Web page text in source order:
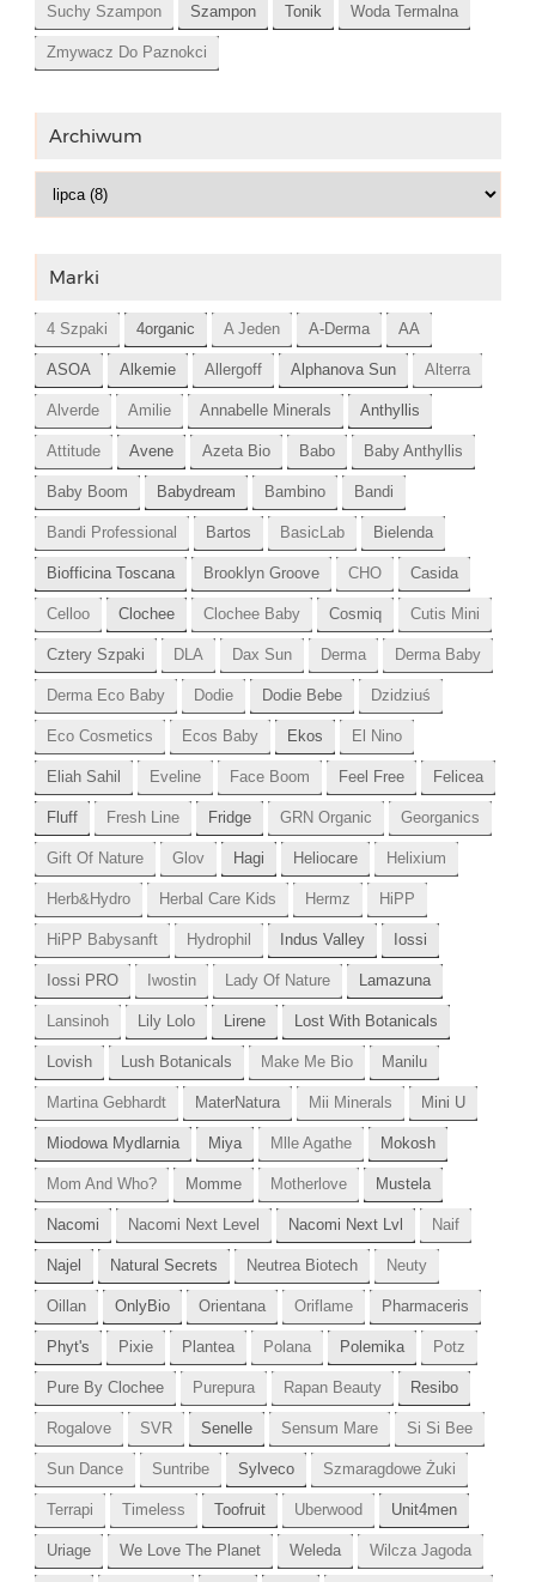
Suchy Szampon Szampon Tonik Woda Termalna
Zmywacz Do Paznokci
Archiwum
Marki
4 Szpaki 4organic A Jeden A-Derma AA
ASOA Alkemie Allergoff Alphanova Sun Alterra
Alverde Amilie Annabelle Minerals Anthyllis
Attitude Avene Azeta Bio Babo Baby Anthyllis
Baby Boom Babydream Bambino Bandi
Bandi Professional Bartos BasicLab Bielenda
Biofficina Toscana Brooklyn Groove CHO Casida
Celloo Clochee Clochee Baby Cosmiq Cutis Mini
Cztery Szpaki DLA Dax Sun Derma Derma Baby
Derma Eco Baby Dodie Dodie Bebe Dzidziuś
Eco Cosmetics Ecos Baby Ekos El Nino
Eliah Sahil Eveline Face Boom Feel Free Felicea
Fluff Fresh Line Fridge GRN Organic Georganics
Gift Of Nature Glov Hagi Heliocare Helixium
Herb&Hydro Herbal Care Kids Hermz HiPP
HiPP Babysanft Hydrophil Indus Valley Iossi
Iossi PRO Iwostin Lady Of Nature Lamazuna
Lansinoh Lily Lolo Lirene Lost With Botanicals
Lovish Lush Botanicals Make Me Bio Manilu
Martina Gebhardt MaterNatura Mii Minerals Mini U
Miodowa Mydlarnia Miya Mlle Agathe Mokosh
Mom And Who? Momme Motherlove Mustela
Nacomi Nacomi Next Level Nacomi Next Lvl Naif
Najel Natural Secrets Neutrea Biotech Neuty
Oillan OnlyBio Orientana Oriflame Pharmaceris
Phyt's Pixie Plantea Polana Polemika Potz
Pure By Clochee Purepura Rapan Beauty Resibo
Rogalove SVR Senelle Sensum Mare Si Si Bee
Sun Dance Suntribe Sylveco Szmaragdowe Żuki
Terrapi Timeless Toofruit Uberwood Unit4men
Uriage We Love The Planet Weleda Wilcza Jagoda